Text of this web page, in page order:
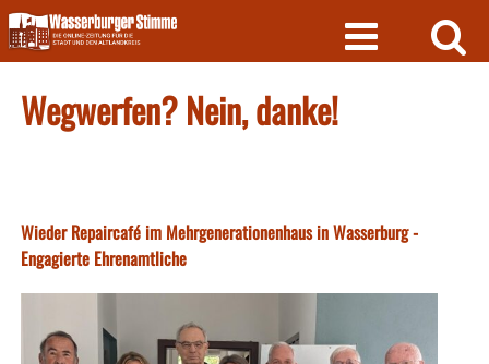
Skip
to
content
Wegwerfen? Nein, danke!
Wieder Repaircafé im Mehrgenerationenhaus in Wasserburg -
Engagierte Ehrenamtliche